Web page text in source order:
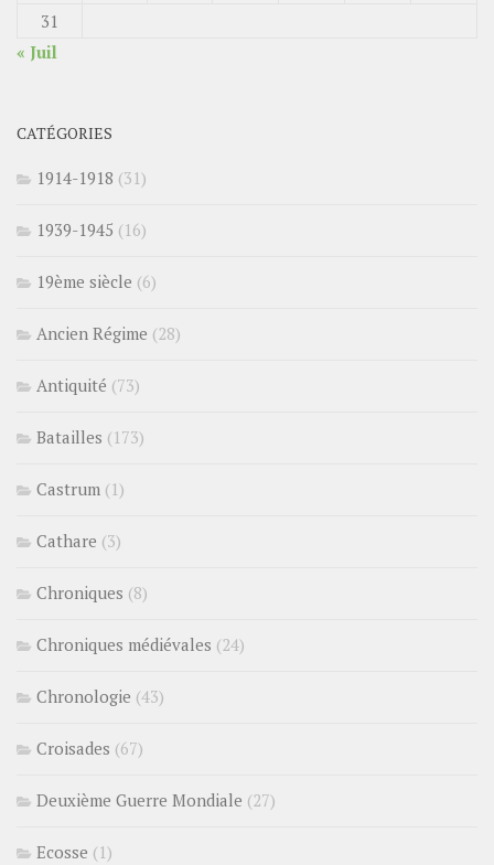
31
« Juil
CATÉGORIES
1914-1918 (31)
1939-1945 (16)
19ème siècle (6)
Ancien Régime (28)
Antiquité (73)
Batailles (173)
Castrum (1)
Cathare (3)
Chroniques (8)
Chroniques médiévales (24)
Chronologie (43)
Croisades (67)
Deuxième Guerre Mondiale (27)
Ecosse (1)